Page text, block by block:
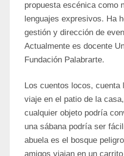
propuesta escénica como
lenguajes expresivos. Ha
gestión y dirección de
Actualmente es docente
Fundación Palabrarte.
Los cuentos locos, cuenta
viaje en el patio de la
cualquier objeto podría
una sábana podría ser
abuela es el bosque
amigos viajan en un